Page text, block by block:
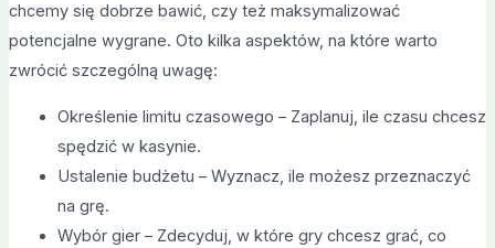
chcemy się dobrze bawić, czy też maksymalizować
potencjalne wygrane. Oto kilka aspektów, na które warto
zwrócić szczególną uwagę:
Określenie limitu czasowego – Zaplanuj, ile czasu chcesz
spędzić w kasynie.
Ustalenie budżetu – Wyznacz, ile możesz przeznaczyć
na grę.
Wybór gier – Zdecyduj, w które gry chcesz grać, co